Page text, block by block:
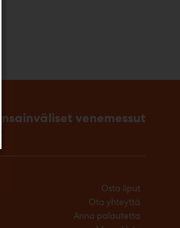
venemessut
Osta liput
Ota yhteyttä
Anna palautetta